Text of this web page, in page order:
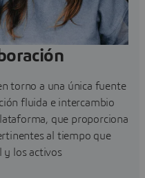
torno a una única fuente
fluida e intercambio
que proporciona
al tiempo que
y los activos